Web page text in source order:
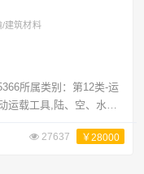
建筑材料
运载工具,陆、空、水或
,空中运载工具,水上运
27637 ￥28000